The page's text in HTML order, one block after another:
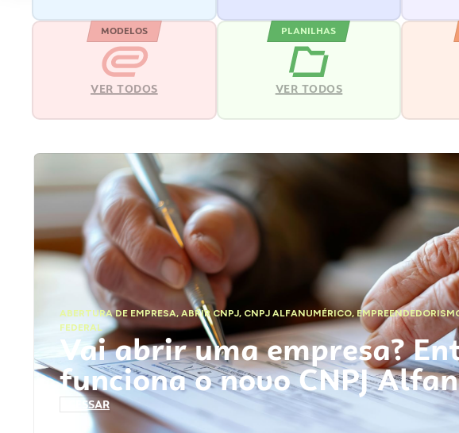
MODELOS
VER TODOS
PLANILHAS
VER TODOS
ABERTURA DE EMPRESA,ABRIR CNPJ, CNPJ ALFANUMÉRICO,
FEDERAL
Vai abrir uma empresa?
funciona o novo CNPJ
ACESSAR